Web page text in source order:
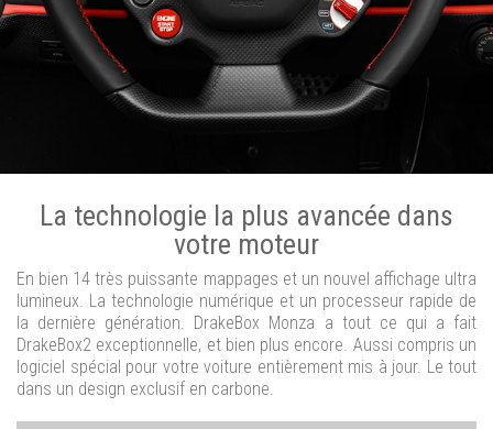
La technologie la plus avancée dans
votre moteur
En bien 14 très puissante mappages et un nouvel affichage ultra
lumineux. La technologie numérique et un processeur rapide de
la dernière génération. DrakeBox Monza a tout ce qui a fait
DrakeBox2 exceptionnelle, et bien plus encore. Aussi compris un
logiciel spécial pour votre voiture entièrement mis à jour. Le tout
dans un design exclusif en carbone.